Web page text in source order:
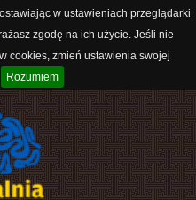
w ustawieniach przeglądarki
zgodę na ich użycie. Jeśli nie
cookies, zmień ustawienia swojej
Rozumiem